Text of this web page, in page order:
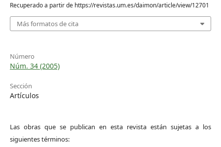
Recuperado a partir de https://revistas.um.es/daimon/article/view/12701
Más formatos de cita
Número
Núm. 34 (2005)
Sección
Artículos
Las obras que se publican en esta revista están sujetas a los
siguientes términos: